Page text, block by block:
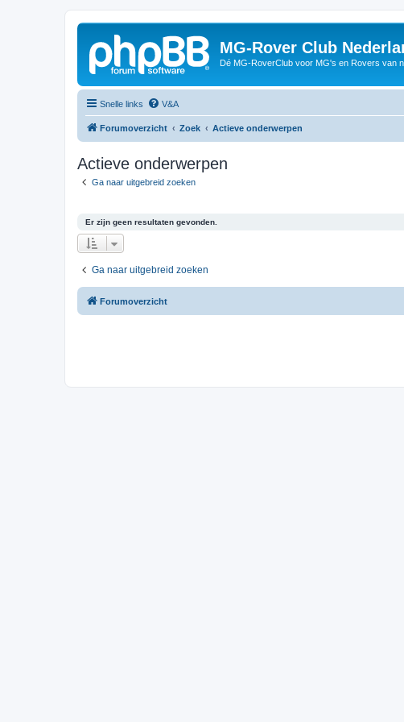
MG-Rover Club
Dé MG-RoverClub voor MG's en Rovers van
Snelle links V&A
Forumoverzicht Zoek Actieve onderwerpen
Actieve onderwerpen
Ga naar uitgebreid zoeken
Er zijn geen resultaten gevonden.
Ga naar uitgebreid zoeken
Forumoverzicht